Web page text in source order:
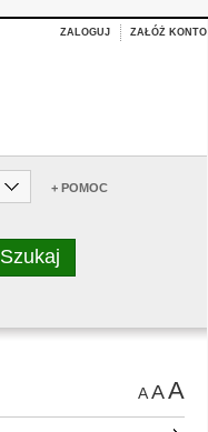
ZALOGUJ ZAŁÓŻ KONTO
+ POMOC
AAA